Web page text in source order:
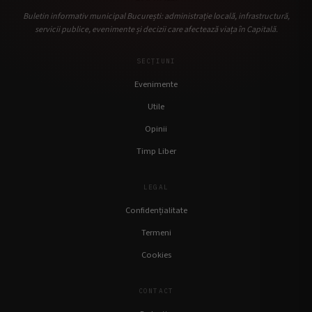
Buletin informativ municipal București: administrație locală, infrastructură,
servicii publice, evenimente și decizii care afectează viața în Capitală.
SECȚIUNI
Evenimente
Utile
Opinii
Timp Liber
LEGAL
Confidențialitate
Termeni
Cookies
CONTACT